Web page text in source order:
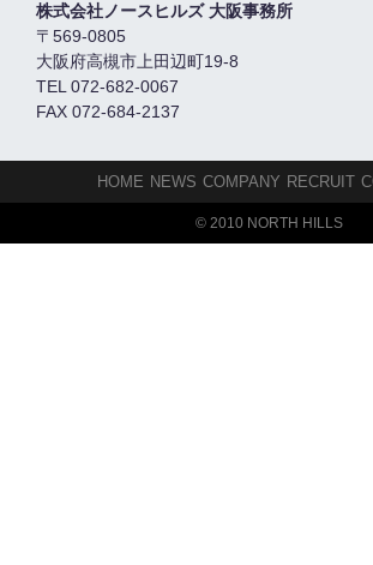
株式会社ノースヒルズ 大阪事務所
〒569-0805
大阪府高槻市上田辺町19-8
TEL 072-682-0067
FAX 072-684-2137
HOME NEWS COMPANY RECRUIT
© 2010 NORTH HILLS